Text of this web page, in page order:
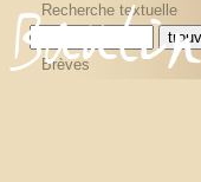
Recherche textuelle
Brèves